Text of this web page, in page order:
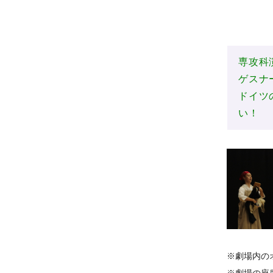
専攻科
ゲスナ
ドイ
い！
※劇場内の